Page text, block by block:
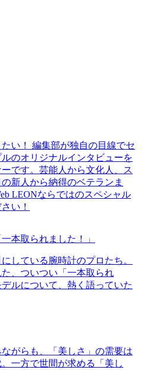
い！ 編集部が独自の目線でセ
のオリジナルインタビューを
です。芸能人から文化人、ス
新人から納得のベテランま
LEONならではのスペシャル
い！
本取られました！」
している腕時計のプロたち。
、ついつい「一本取られ
ルについて、熱く語っていた
がらも、「美しさ」の需要は
一方で世間が求める「美し